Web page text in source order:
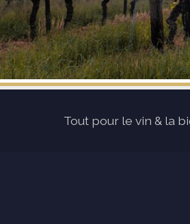
Tout pour le vin & la